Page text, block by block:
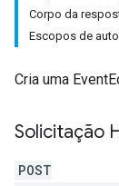
Corpo da
Escopos de
Cria uma
Solicitação
POST